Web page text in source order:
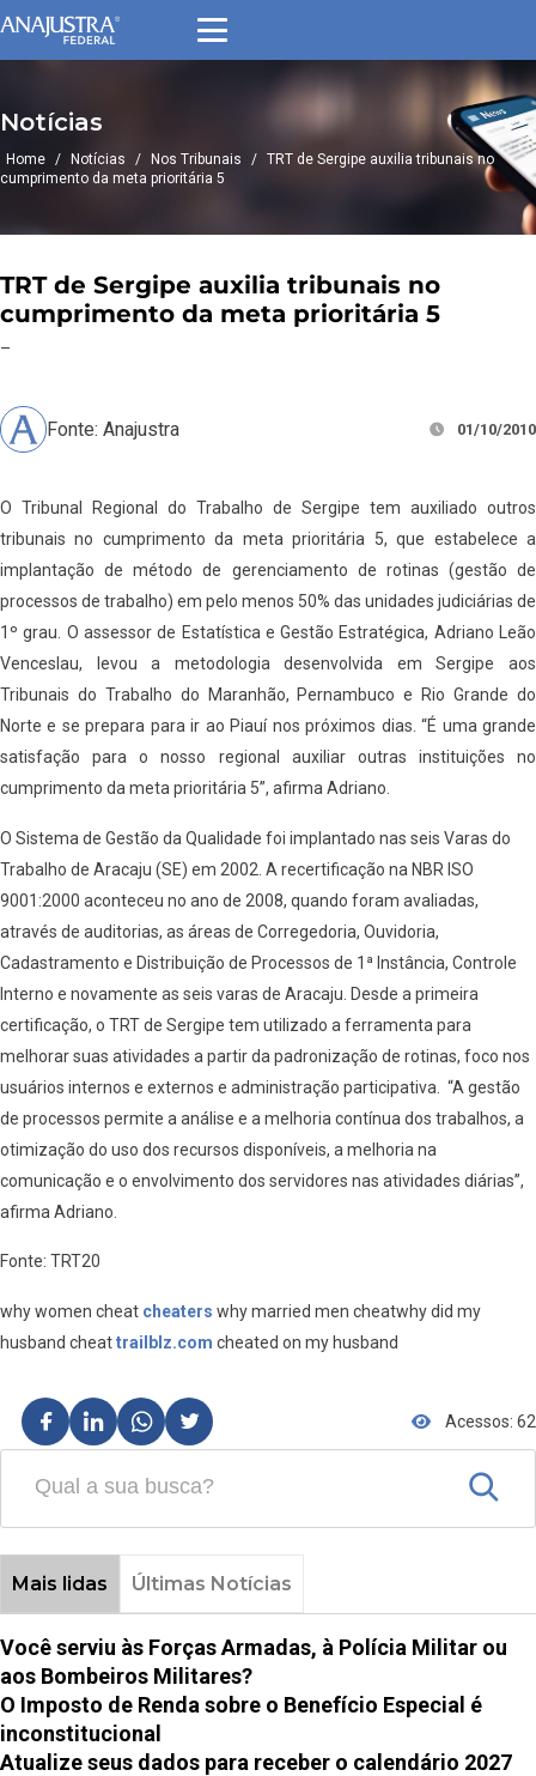
Notícias
Home / Notícias / Nos Tribunais / TRT de Sergipe auxilia tribunais no
cumprimento da meta prioritária 5
TRT de Sergipe auxilia tribunais no
cumprimento da meta prioritária 5
–
Fonte: Anajustra 01/10/2010
O Tribunal Regional do Trabalho de Sergipe tem auxiliado outros
tribunais no cumprimento da meta prioritária 5, que estabelece a
implantação de método de gerenciamento de rotinas (gestão de
processos de trabalho) em pelo menos 50% das unidades judiciárias de
1º grau. O assessor de Estatística e Gestão Estratégica, Adriano Leão
Venceslau, levou a metodologia desenvolvida em Sergipe aos
Tribunais do Trabalho do Maranhão, Pernambuco e Rio Grande do
Norte e se prepara para ir ao Piauí nos próximos dias. “É uma grande
satisfação para o nosso regional auxiliar outras instituições no
cumprimento da meta prioritária 5”, afirma Adriano.
O Sistema de Gestão da Qualidade foi implantado nas seis Varas do
Trabalho de Aracaju (SE) em 2002. A recertificação na NBR ISO
9001:2000 aconteceu no ano de 2008, quando foram avaliadas,
através de auditorias, as áreas de Corregedoria, Ouvidoria,
Cadastramento e Distribuição de Processos de 1ª Instância, Controle
Interno e novamente as seis varas de Aracaju. Desde a primeira
certificação, o TRT de Sergipe tem utilizado a ferramenta para
melhorar suas atividades a partir da padronização de rotinas, foco nos
usuários internos e externos e administração participativa. “A gestão
de processos permite a análise e a melhoria contínua dos trabalhos, a
otimização do uso dos recursos disponíveis, a melhoria na
comunicação e o envolvimento dos servidores nas atividades diárias”,
afirma Adriano.
Fonte: TRT20
why women cheat cheaters why married men cheatwhy did my
husband cheattrailblz.com cheated on my husband
Acessos: 62
Mais lidas Últimas Notícias
Você serviu às Forças Armadas, à Polícia Militar ou
aos Bombeiros Militares?
O Imposto de Renda sobre o Benefício Especial é
inconstitucional
Atualize seus dados para receber o calendário 2027